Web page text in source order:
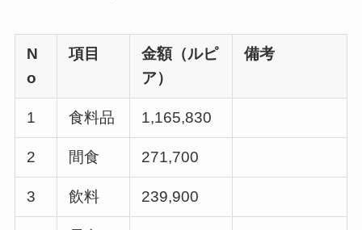
N
o
項目
金額（ルピ
ア）
備考
1 食料品 1,165,830
2 間食 271,700
3 飲料 239,900